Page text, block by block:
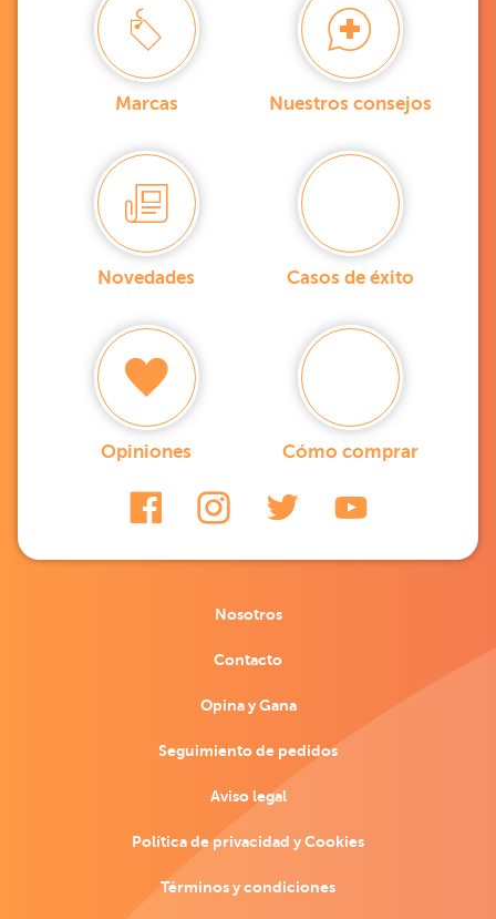
Marcas Nuestros consejos
Novedades Casos de éxito
Opiniones Cómo comprar
Nosotros
Contacto
Opina y Gana
Seguimiento de pedidos
Aviso legal
Política de privacidad y Cookies
Términos y condiciones